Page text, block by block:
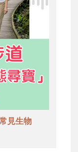
見生物